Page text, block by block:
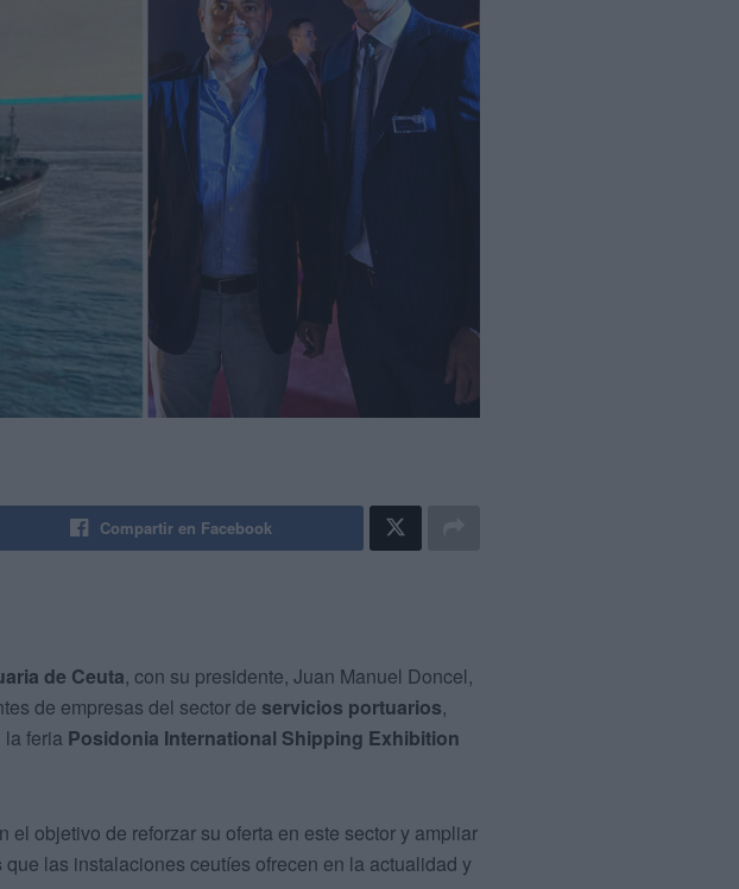
Compartir en Facebook
de Ceuta, con su presidente, Juan Manuel Doncel,
de empresas del sector de servicios portuarios,
feria Posidonia International Shipping Exhibition
el objetivo de reforzar su oferta en este sector y ampliar
que las instalaciones ceutíes ofrecen en la actualidad y